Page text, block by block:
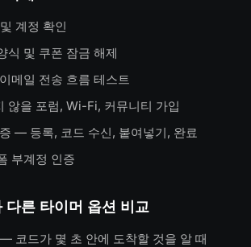
계정 확인
식 및 쿠폰 잠금 해제
메일 전송 흐름 테스트
않을 포럼, Wi-Fi, 커뮤니티 가입
— 등록, 코드 수신, 붙여넣기, 완료
부계정 인증
다른 타이머 옵션 비교
— 코드가 몇 초 안에 도착할 것을 알 때